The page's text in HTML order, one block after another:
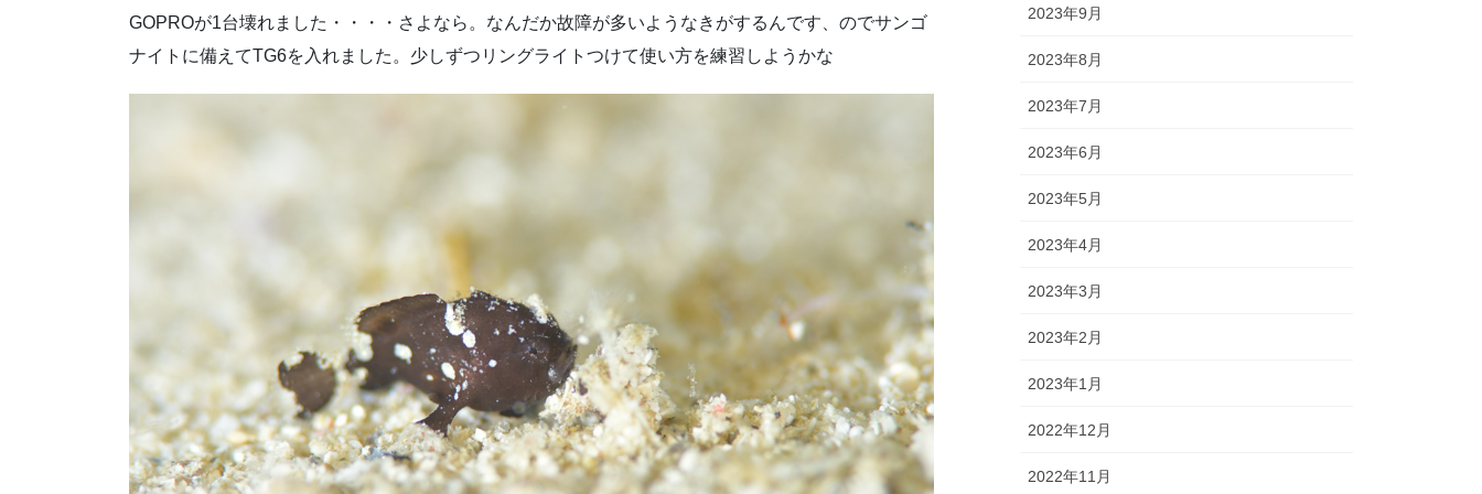
GOPROが1台壊れました・・・・さよなら。なんだか故障が多いようなきがするんです、のでサンゴ
ナイトに備えてTG6を入れました。少しずつリングライトつけて使い方を練習しようかな
2023年9月
2023年8月
2023年7月
2023年6月
2023年5月
2023年4月
2023年3月
2023年2月
2023年1月
2022年12月
2022年11月